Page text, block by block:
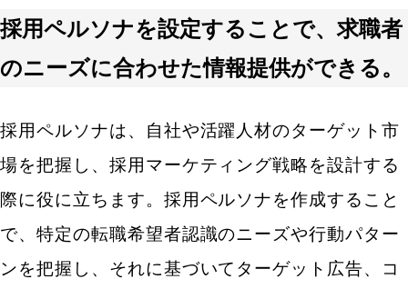
採用ペルソナを設定することで、求職者
のニーズに合わせた情報提供ができる。
採用ペルソナは、自社や活躍人材のターゲット市
場を把握し、採用マーケティング戦略を設計する
際に役に立ちます。採用ペルソナを作成すること
で、特定の転職希望者認識のニーズや行動パター
ンを把握し、それに基づいてターゲット広告、コ